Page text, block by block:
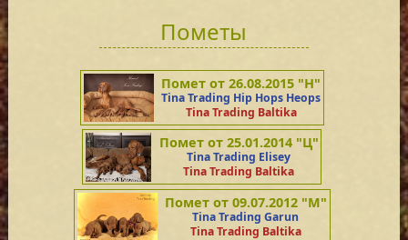
Пометы
Помет от 26.08.2015 "Н"
Tina Trading Hip Hops Heops
Tina Trading Baltika
Помет от 25.01.2014 "Ц"
Tina Trading Elisey
Tina Trading Baltika
Помет от 09.07.2012 "М"
Tina Trading Garun
Tina Trading Baltika